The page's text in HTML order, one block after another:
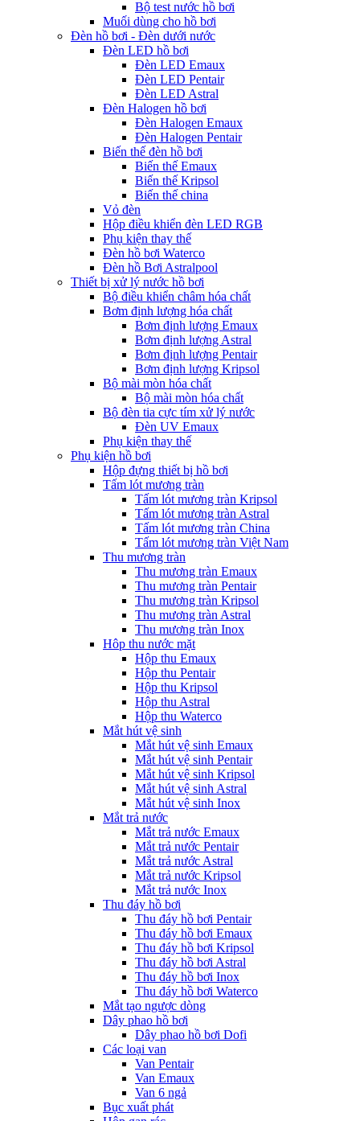
Bộ test nước hồ bơi
Muối dùng cho hồ bơi
Đèn hồ bơi - Đèn dưới nước
Đèn LED hồ bơi
Đèn LED Emaux
Đèn LED Pentair
Đèn LED Astral
Đèn Halogen hồ bơi
Đèn Halogen Emaux
Đèn Halogen Pentair
Biến thế đèn hồ bơi
Biến thế Emaux
Biến thế Kripsol
Biến thế china
Vỏ đèn
Hộp điều khiển đèn LED RGB
Phụ kiện thay thế
Đèn hồ bơi Waterco
Đèn hồ Bơi Astralpool
Thiết bị xử lý nước hồ bơi
Bộ điều khiển châm hóa chất
Bơm định lượng hóa chất
Bơm định lượng Emaux
Bơm định lượng Astral
Bơm định lượng Pentair
Bơm định lượng Kripsol
Bộ mài mòn hóa chất
Bộ mài mòn hóa chất
Bộ đèn tia cực tím xử lý nước
Đèn UV Emaux
Phụ kiện thay thế
Phụ kiện hồ bơi
Hộp đựng thiết bị hồ bơi
Tấm lót mương tràn
Tấm lót mương tràn Kripsol
Tấm lót mương tràn Astral
Tấm lót mương tràn China
Tấm lót mương tràn Việt Nam
Thu mương tràn
Thu mương tràn Emaux
Thu mương tràn Pentair
Thu mương tràn Kripsol
Thu mương tràn Astral
Thu mương tràn Inox
Hôp thu nước mặt
Hộp thu Emaux
Hộp thu Pentair
Hộp thu Kripsol
Hộp thu Astral
Hộp thu Waterco
Mắt hút vệ sinh
Mắt hút vệ sinh Emaux
Mắt hút vệ sinh Pentair
Mắt hút vệ sinh Kripsol
Mắt hút vệ sinh Astral
Mắt hút vệ sinh Inox
Mắt trả nước
Mắt trả nước Emaux
Mắt trả nước Pentair
Mắt trả nước Astral
Mắt trả nước Kripsol
Mắt trả nước Inox
Thu đáy hồ bơi
Thu đáy hồ bơi Pentair
Thu đáy hồ bơi Emaux
Thu đáy hồ bơi Kripsol
Thu đáy hồ bơi Astral
Thu đáy hồ bơi Inox
Thu đáy hồ bơi Waterco
Mắt tạo ngược dòng
Dây phao hồ bơi
Dây phao hồ bơi Dofi
Các loại van
Van Pentair
Van Emaux
Van 6 ngả
Bục xuất phát